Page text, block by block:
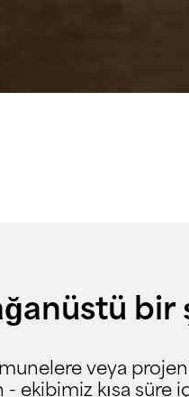
bir
veya
- ekibimiz kısa süre